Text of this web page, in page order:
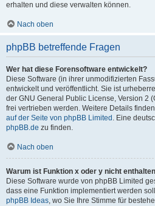
erhalten und diese verwalten können.
Nach oben
phpBB betreffende Fragen
Wer hat diese Forensoftware entwickelt?
Diese Software (in ihrer unmodifizierten
entwickelt und veröffentlicht. Sie ist
der GNU General Public License, Version 2
frei vertrieben werden. Weitere Details
auf der Seite von phpBB Limited . Eine
phpBB.de zu finden.
Nach oben
Warum ist Funktion x oder y nicht
Diese Software wurde von phpBB Limited
dass eine Funktion implementiert werden
phpBB Ideas, wo Sie Ihre Stimme für